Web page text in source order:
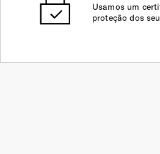
Usamos um
proteção dos